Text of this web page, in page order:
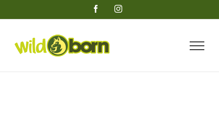
FacebookInstagram